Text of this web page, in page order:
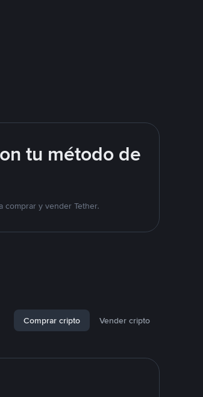
tu método de
comprar y vender Tether.
Comprar cripto Vender cripto